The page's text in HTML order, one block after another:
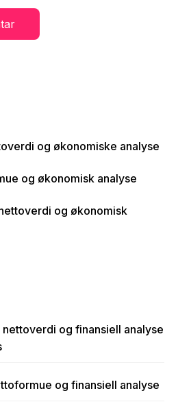
og økonomiske analyse
og økonomisk analyse
og økonomisk
og finansiell analyse
og finansiell analyse